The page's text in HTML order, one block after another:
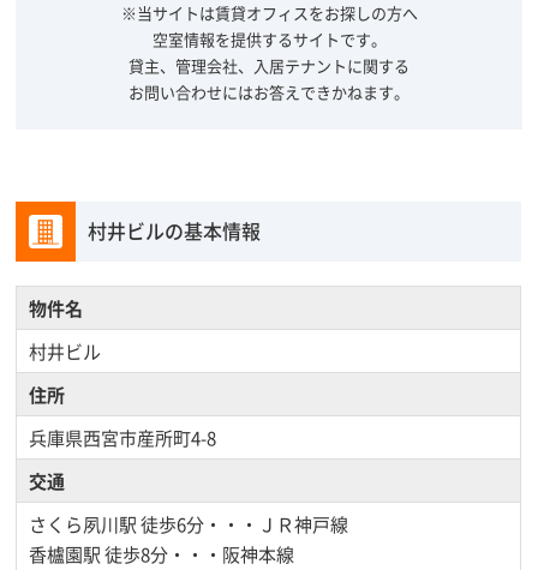
※当サイトは賃貸オフィスをお探しの方へ
空室情報を提供するサイトです。
貸主、管理会社、入居テナントに関する
お問い合わせにはお答えできかねます。
村井ビルの基本情報
物件名
村井ビル
住所
兵庫県西宮市産所町4-8
交通
さくら夙川駅徒歩6分・・・ＪＲ神戸線
香櫨園駅徒歩8分・・・阪神本線